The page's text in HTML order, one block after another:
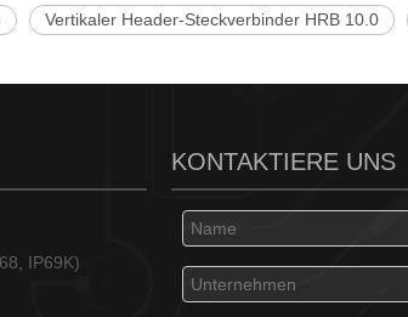
Vertikaler Header-Steckverbinder HRB 10.0
IP69K)
KONTAKTIERE UNS